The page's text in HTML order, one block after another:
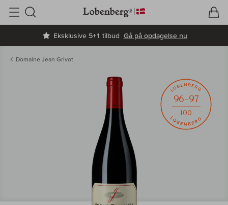
Eksklusive 5+1 tilbud Gå på opdagelse nu
Søg
Domaine Jean Grivot
96–97
100